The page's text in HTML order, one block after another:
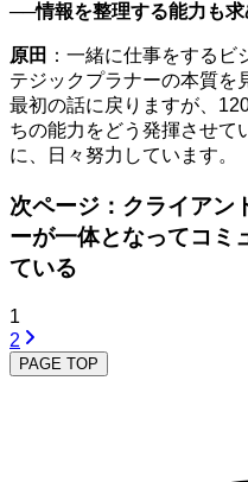
──情報を整理する能力も求
原田 ：一緒に仕事をする
テジックプラナーの本質を
最初の話に戻りますが、
ちの能力をどう発揮させて
に、日々努力しています。
次ページ：クライアン
ーが一体となってコミ
ている
1
2
PAGE TOP